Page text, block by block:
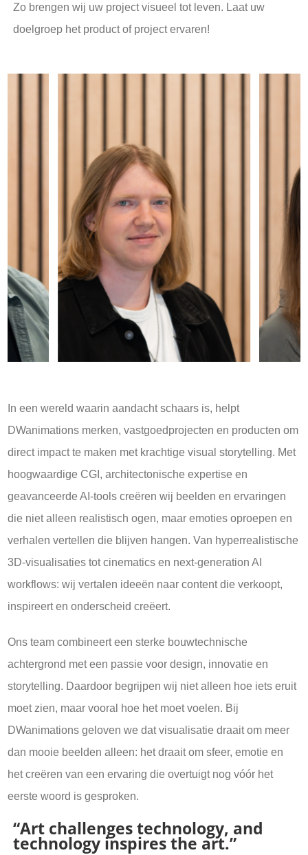
Zo brengen wij uw project visueel tot leven. Laat uw
doelgroep het product of project ervaren!
In een wereld waarin aandacht schaars is, helpt
DWanimations merken, vastgoedprojecten en producten om
direct impact te maken met krachtige visual storytelling. Met
hoogwaardige CGI, architectonische expertise en
geavanceerde AI-tools creëren wij beelden en ervaringen
die niet alleen realistisch ogen, maar emoties oproepen en
verhalen vertellen die blijven hangen. Van hyperrealistische
3D-visualisaties tot cinematics en next-generation AI
workflows: wij vertalen ideeën naar content die verkoopt,
inspireert en onderscheid creëert.
Ons team combineert een sterke bouwtechnische
achtergrond met een passie voor design, innovatie en
storytelling. Daardoor begrijpen wij niet alleen hoe iets eruit
moet zien, maar vooral hoe het moet voelen. Bij
DWanimations geloven we dat visualisatie draait om meer
dan mooie beelden alleen: het draait om sfeer, emotie en
het creëren van een ervaring die overtuigt nog vóór het
eerste woord is gesproken.
“Art challenges technology, and
technology inspires the art.”